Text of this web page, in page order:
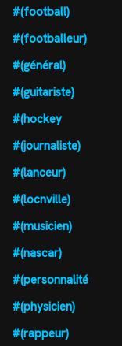
#(football)
#(footballeur)
#(général)
#(guitariste)
#(hockey
#(journaliste)
#(lanceur)
#(locnville)
#(musicien)
#(nascar)
#(personnalité
#(physicien)
#(rappeur)